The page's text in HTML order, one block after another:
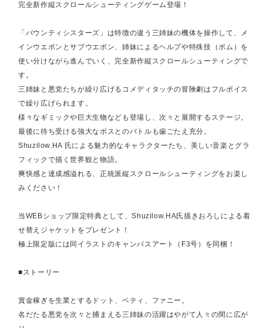
完全新作縦スクロールシューティングゲーム登場！
「バウンティシスターズ」は特徴の違う三姉妹の機体を操作して、メ
インウエポンとサブウエポン、姉妹によるヘルプや特殊技（ボム）を
使い分けながら進んでいく、完全新作縦スクロールシューティングで
す。
三姉妹と悪党たちが繰り広げるコメディタッチの冒険劇はフルボイス
で繰り広げられます。
様々なギミックや巨大生物なども登場し、次々と展開するステージ。
最後に待ち受ける強大なボスとのバトルも歯ごたえ充分。
Shuzilow.HA 氏による魅力的なキャラクターたち、美しい音楽とグラ
フィックで描く世界観と物語。
爽快感と達成感溢れる、正統派縦スクロールシューティングをお楽し
みください！
当WEBショップ限定特典として、Shuzilow.HA氏描きおろしによる着
せ替えジャケットをプレゼント！
極上限定版には同イラストのキャンバスアート（F3号）を同梱！
■ストーリー
賞金稼ぎを生業とするドット、ベティ、ファニー。
名だたる悪党を次々と捕まえる三姉妹の活躍はやがて人々の間に広が